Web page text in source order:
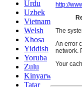
Urdu
Uzbek
Vietnamese
Welsh
Xhosa
Yiddish
Yoruba
Zulu
Kinyarwanda
Tatar